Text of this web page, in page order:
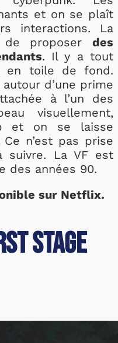
et on se plaît
interactions. La
proposer des
. Il y a tout
en toile de fond.
d’une prime
à l’un des
visuellement,
et on se laisse
n’est pas prise
suivre. La VF est
des années 90.
sur Netflix.
Stage